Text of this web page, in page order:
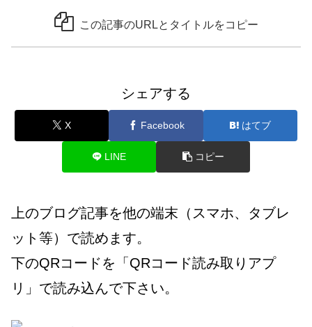
この記事のURLとタイトルをコピー
シェアする
X Facebook はてブ
LINE コピー
上のブログ記事を他の端末（スマホ、タブレ
ット等）で読めます。
下のQRコードを「QRコード読み取りアプ
リ」で読み込んで下さい。